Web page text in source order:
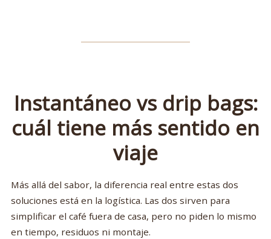
Instantáneo vs drip bags:
cuál tiene más sentido en
viaje
Más allá del sabor, la diferencia real entre estas dos
soluciones está en la logística. Las dos sirven para
simplificar el café fuera de casa, pero no piden lo mismo
en tiempo, residuos ni montaje.